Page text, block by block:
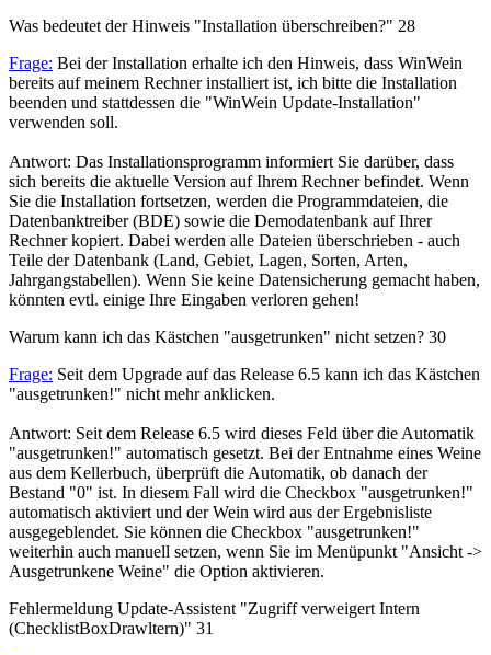
Was bedeutet der Hinweis "Installation überschreiben?" 28
Frage: Bei der Installation erhalte ich den Hinweis, dass WinWein
bereits auf meinem Rechner installiert ist, ich bitte die Installation
beenden und stattdessen die "WinWein Update-Installation"
verwenden soll.
Antwort: Das Installationsprogramm informiert Sie darüber, dass
sich bereits die aktuelle Version auf Ihrem Rechner befindet. Wenn
Sie die Installation fortsetzen, werden die Programmdateien, die
Datenbanktreiber (BDE) sowie die Demodatenbank auf Ihrer
Rechner kopiert. Dabei werden alle Dateien überschrieben - auch
Teile der Datenbank (Land, Gebiet, Lagen, Sorten, Arten,
Jahrgangstabellen). Wenn Sie keine Datensicherung gemacht haben,
könnten evtl. einige Ihre Eingaben verloren gehen!
Warum kann ich das Kästchen "ausgetrunken" nicht setzen? 30
Frage: Seit dem Upgrade auf das Release 6.5 kann ich das Kästchen
"ausgetrunken!" nicht mehr anklicken.
Antwort: Seit dem Release 6.5 wird dieses Feld über die Automatik
"ausgetrunken!" automatisch gesetzt. Bei der Entnahme eines Weine
aus dem Kellerbuch, überprüft die Automatik, ob danach der
Bestand "0" ist. In diesem Fall wird die Checkbox "ausgetrunken!"
automatisch aktiviert und der Wein wird aus der Ergebnisliste
ausgegeblendet. Sie können die Checkbox "ausgetrunken!"
weiterhin auch manuell setzen, wenn Sie im Menüpunkt "Ansicht ->
Ausgetrunkene Weine" die Option aktivieren.
Fehlermeldung Update-Assistent "Zugriff verweigert Intern
(ChecklistBoxDrawltern)" 31